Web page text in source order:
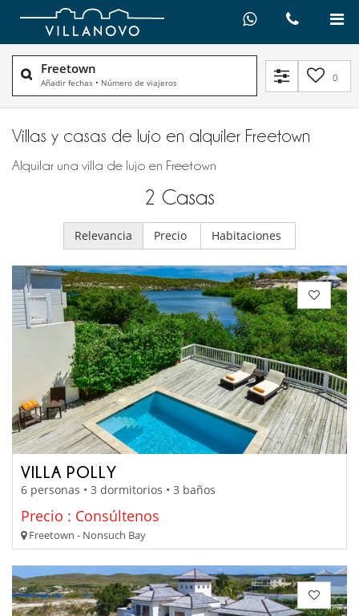
Freetown
Añadir fechas • Número de viajeros 0
Villas y casas de lujo en alquiler​ Freetown
Alquilar una villa de lujo en Freetown
2 Casas
Relevancia Precio Habitaciones
VILLA POLLY
6 personas • 3 dormitorios • 3 baños
Precio : Consúltenos
Freetown - Nonsuch Bay